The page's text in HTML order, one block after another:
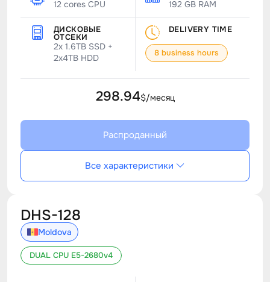
12 cores CPU 192 GB RAM
ДИСКОВЫЕ
ОТСЕКИ
2x 1.6TB SSD +
2x4TB HDD
DELIVERY TIME
8 business hours
298.94$/месяц
Распроданный
Все характеристики
DHS-128
Moldova
DUAL CPU E5-2680v4